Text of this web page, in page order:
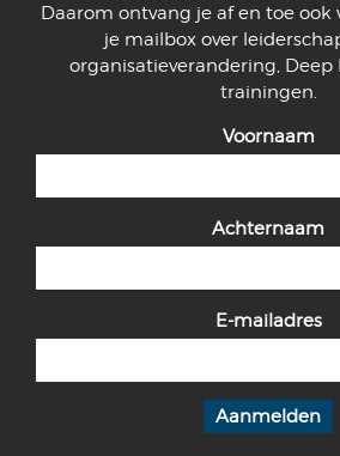
Daarom ontvang je af en toe
je mailbox over
organisatieverandering, Deep
trainingen.
Voornaam
Achternaam
E-mailadres